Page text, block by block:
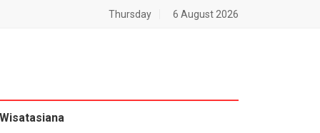
Thursday 6 August 2026